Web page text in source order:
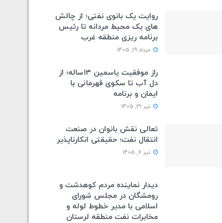
روایت یک بانوی نفتی؛ از چالش
های یک محیط مردانه تا رئیس
برنامه ریزی منطقه غرب
خرداد 19, 1405
راز موفقیت یاسمین ۱۳ساله؛ از
دل آب تا سکوی قهرمانی با
ایمان و برنامه
تیر 31, 1405
تعالی نقش بانوان در صنعت
انتقال نفت؛ حقیقتی انکارناپذیر
تیر 7, 1405
دیدار نماینده مردم کوهدشت و
رومشگان در مجلس شورای
اسلامی با مدیر خطوط لوله و
مخابرات نفت منطقه لرستان